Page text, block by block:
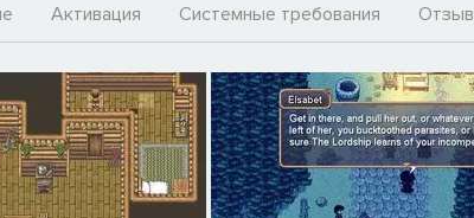
Активация Системные требования